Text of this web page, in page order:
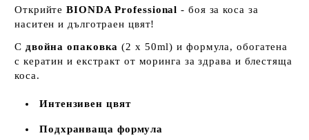
ОткрийтеBIONDA Professional - боя за коса за
наситен и дълготраен цвят!
С двойна опаковка (2 x 50ml) и формула, обогатена
с кератин и екстракт от моринга за здрава и блестяща
коса.
Интензивен цвят
Подхранваща формула